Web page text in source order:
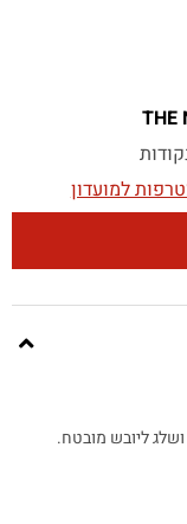
למועדון
ליובש מובטח.